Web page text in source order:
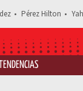
Pérez Hilton
TENDENCIAS